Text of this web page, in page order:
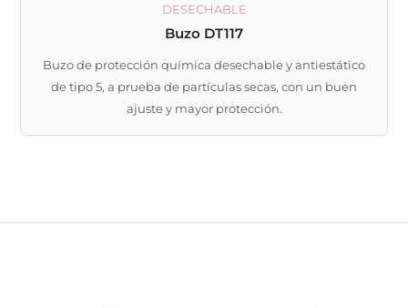
DESECHABLE
Buzo DT117
Buzo de protección química desechable y antiestático
de tipo 5, a prueba de partículas secas, con un buen
ajuste y mayor protección.